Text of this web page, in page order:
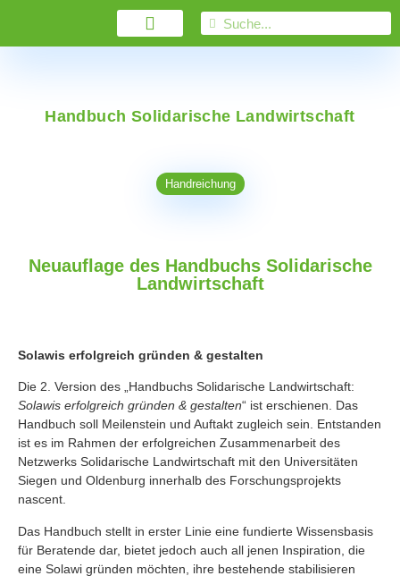
Handbuch Solidarische Landwirtschaft
Handreichung
Neuauflage des Handbuchs Solidarische
Landwirtschaft
Solawis erfolgreich gründen & gestalten
Die 2. Version des „Handbuchs Solidarische Landwirtschaft:
Solawis erfolgreich gründen & gestalten“ ist erschienen. Das
Handbuch soll Meilenstein und Auftakt zugleich sein. Entstanden
ist es im Rahmen der erfolgreichen Zusammenarbeit des
Netzwerks Solidarische Landwirtschaft mit den Universitäten
Siegen und Oldenburg innerhalb des Forschungsprojekts
nascent.
Das Handbuch stellt in erster Linie eine fundierte Wissensbasis
für Beratende dar, bietet jedoch auch all jenen Inspiration, die
eine Solawi gründen möchten, ihre bestehende stabilisieren